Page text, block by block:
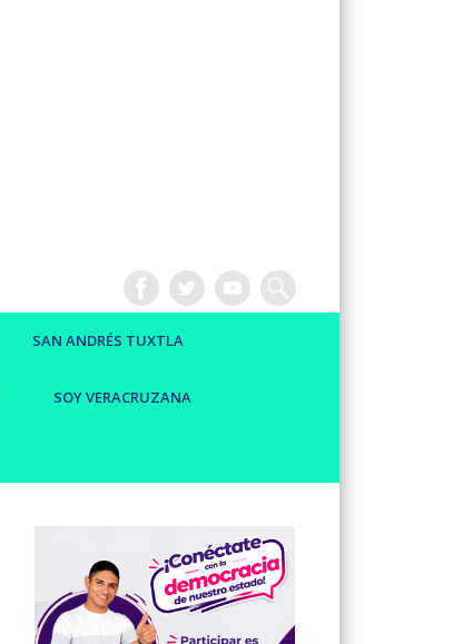
SAN ANDRÉS TUXTLA
SOY VERACRUZANA